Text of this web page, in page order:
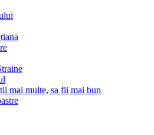
mai multe, sa fii mai bun